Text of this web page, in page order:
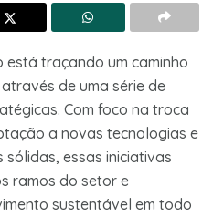
traçando um caminho
de uma série de
Com foco na troca
a novas tecnologias e
essas iniciativas
ramos do setor e
sustentável em todo